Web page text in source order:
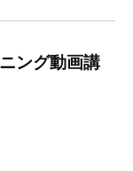
ング動画講